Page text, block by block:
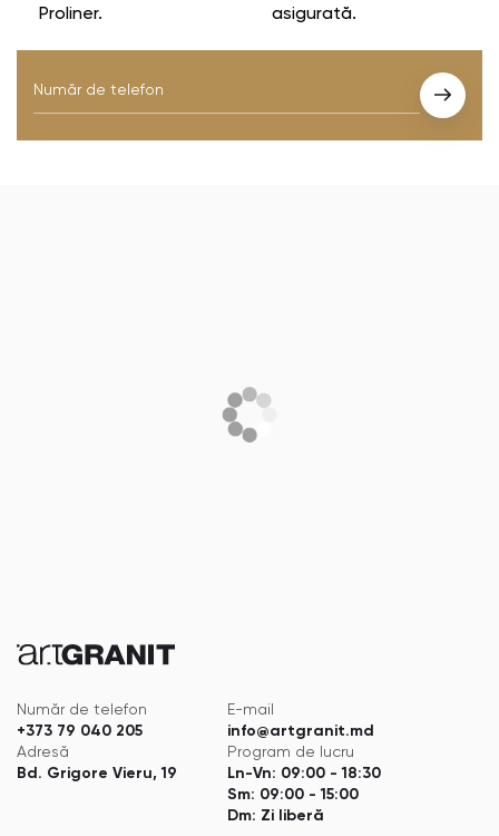
Proliner.
asigurată.
Număr de telefon
+373 79 040 205
E-mail
info@artgranit.md
Adresă
Bd. Grigore Vieru, 19
Program de lucru
Ln-Vn: 09:00 - 18:30
Sm: 09:00 - 15:00
Dm: Zi liberă